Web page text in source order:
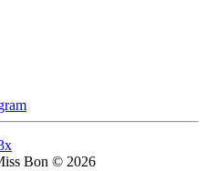
Bon © 2026